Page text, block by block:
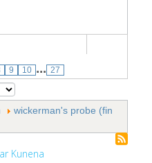
9 10 ... 27
wickerman's probe (fin
Kunena